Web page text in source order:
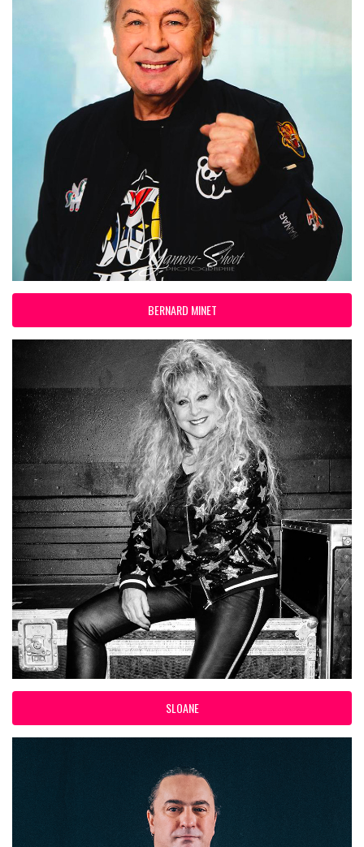
BERNARD MINET
SLOANE